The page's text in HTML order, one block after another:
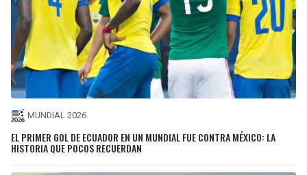
MUNDIAL 2026
EL PRIMER GOL DE ECUADOR EN UN MUNDIAL FUE CONTRA MÉXICO: LA
HISTORIA QUE POCOS RECUERDAN